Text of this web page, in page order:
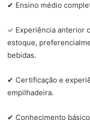
✔ Ensino médio
✓ Experiência anterior
estoque,
bebidas.
✔ Certificação e
empilhadeira.
✔ Conhecimento